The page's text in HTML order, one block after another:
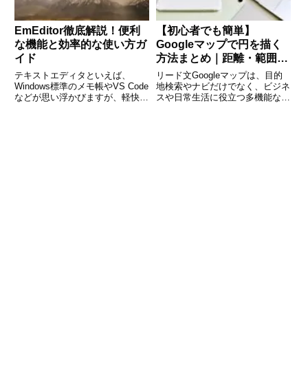
EmEditor徹底解説！便利
な機能と効率的な使い方ガ
イド
テキストエディタといえば、
Windows標準のメモ帳やVS Code
などが思い浮かびますが、軽快さ
【初心者でも簡単】
Googleマップで円を描く
方法まとめ｜距離・範囲を
可視化する便利テクニック
リード文Googleマップは、目的
地検索やナビだけでなく、ビジネ
スや日常生活に役立つ多機能な地